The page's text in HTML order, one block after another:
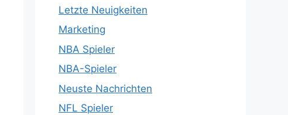
Letzte Neuigkeiten
Marketing
NBA Spieler
NBA-Spieler
Neuste Nachrichten
NFL Spieler